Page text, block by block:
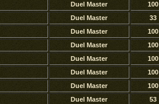
Duel Master 100
Duel Master 33
Duel Master 100
Duel Master 100
Duel Master 100
Duel Master 100
Duel Master 100
Duel Master 53